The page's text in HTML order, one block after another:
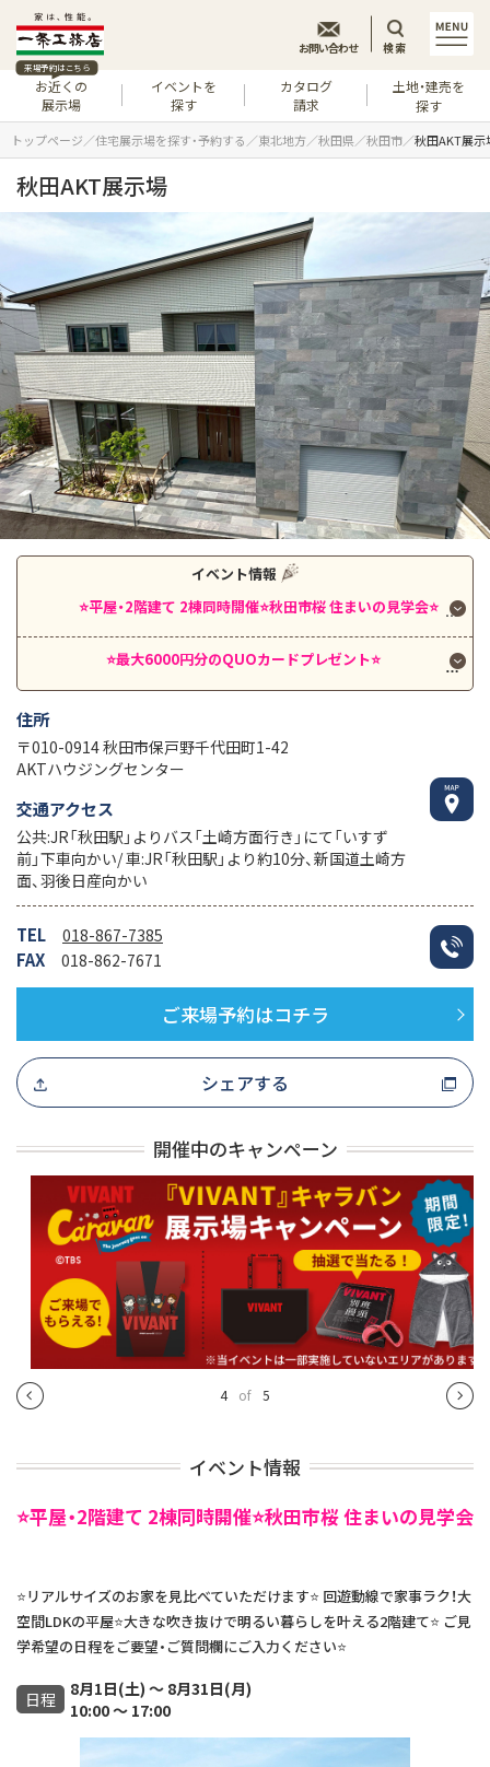
来場予約はこちら
お近くの
展示場
イベントを
探す
カタログ
請求
土地・建売を
探す
お問い合わせ 検索
トップページ 住宅展示場を探す・予約する 東北地方 秋田県 秋田市 秋田AKT展示
秋田AKT展示場
住所
〒010-0914 秋田市保戸野千代田町1-42
AKTハウジングセンター
交通アクセス
公共:JR「秋田駅」よりバス「土崎方面行き」にて「いすず
前」下車向かい/ 車:JR「秋田駅」より約10分、新国道土崎方
面、羽後日産向かい
TEL 018-867-7385
FAX 018-862-7671
ご来場予約はコチラ
シェアする
イベント情報
⭐️平屋・2階建て 2棟同時開催⭐️秋田市桜 住まいの見学会⭐️
⭐️最大6000円分のQUOカードプレゼント⭐️ ⭐️Ａ
開催中のキャンペーン
4 of 5
イベント情報
⭐️平屋・2階建て 2棟同時開催⭐️秋田市桜 住まいの見学会⭐️
⭐️リアルサイズのお家を見比べていただけます⭐️ 回遊動線で家事ラク！大
空間LDKの平屋⭐️大きな吹き抜けで明るい暮らしを叶える2階建て⭐️ ご見
学希望の日程をご要望・ご質問欄にご入力ください⭐️
日程
8月1日(土) ～ 8月31日(月)
10:00 ～ 17:00